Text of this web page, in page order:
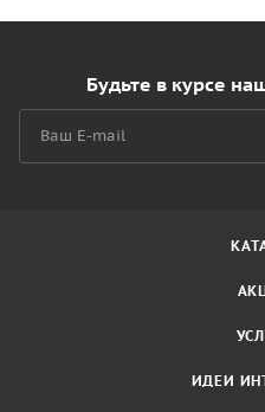
Будьте в курсе
ИДЕИ